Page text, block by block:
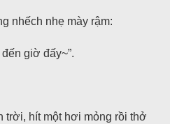
nhếch nhẹ mày rậm:
giờ đấy~”.
trời, hít một hơi mỏng rồi thở